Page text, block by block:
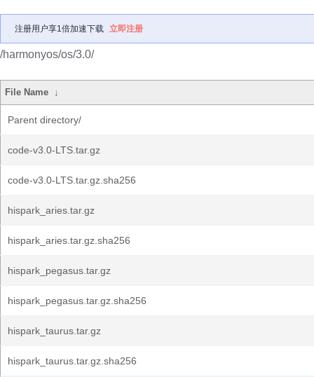
注册用户享1倍加速下载 立即注册
/harmonyos/os/3.0/
File Name ↓
Parent directory/
code-v3.0-LTS.tar.gz
code-v3.0-LTS.tar.gz.sha256
hispark_aries.tar.gz
hispark_aries.tar.gz.sha256
hispark_pegasus.tar.gz
hispark_pegasus.tar.gz.sha256
hispark_taurus.tar.gz
hispark_taurus.tar.gz.sha256